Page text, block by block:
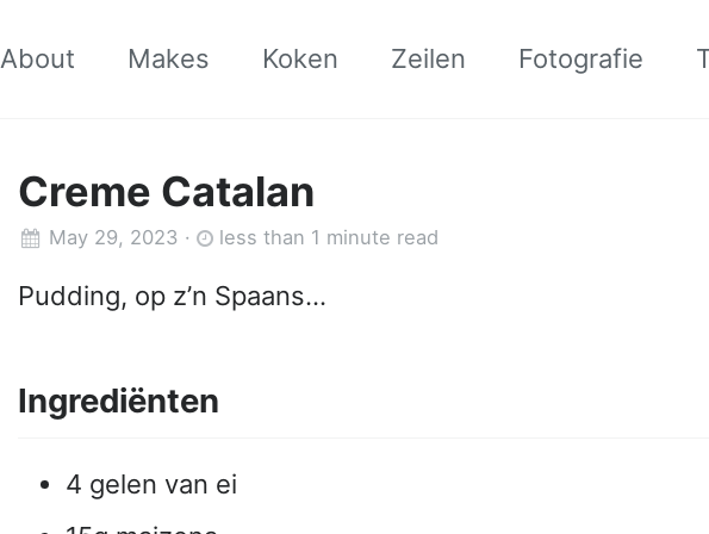
About Makes Koken Zeilen Fotografie
Creme Catalan
May 29, 2023 · less than 1 minute read
Pudding, op z’n Spaans…
Ingrediënten
4 gelen van ei